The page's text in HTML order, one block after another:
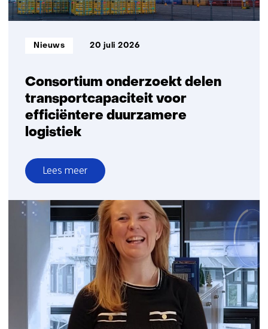
Consortium onderzoekt delen
transportcapaciteit voor
efficiëntere duurzamere
logistiek
Informatietype:
Nieuws 20 juli 2026
Lees meer
over
Consortium
delen
transportcapaciteit
voor
efficiëntere
duurzamere
logistiek